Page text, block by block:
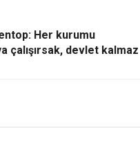
Her kurumu
çalışırsak, devlet kalmaz